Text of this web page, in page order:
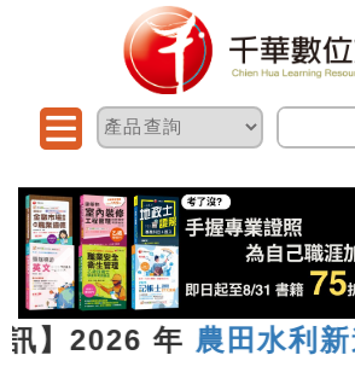
2026 年農田水利新